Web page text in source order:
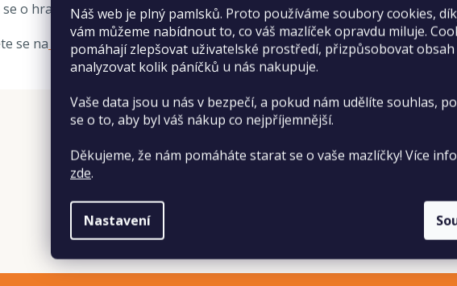
Náš web je plný pamlsků. Proto používáme soubory cookies,
vám můžeme nabídnout to, co váš mazlíček opravdu miluje.
pomáhají zlepšovat uživatelské prostředí, přizpůsobovat
analyzovat kolik páníčků u nás nakupuje.
Vaše data jsou u nás v bezpečí, a pokud nám udělíte souhlas,
se o to, aby byl váš nákup co nejpříjemnější.
Děkujeme, že nám pomáháte starat se o vaše mazlíčky! Více
zde.
Nastavení
o hračku pro děti.
se na video.